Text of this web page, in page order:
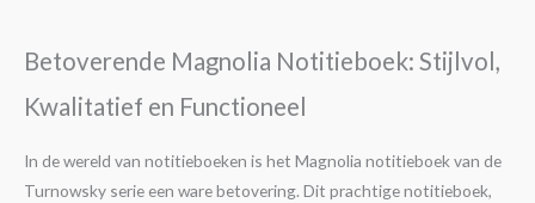
Betoverende Magnolia Notitieboek: Stijlvol,
Kwalitatief en Functioneel
In de wereld van notitieboeken is het Magnolia notitieboek van de
Turnowsky serie een ware betovering. Dit prachtige notitieboek,